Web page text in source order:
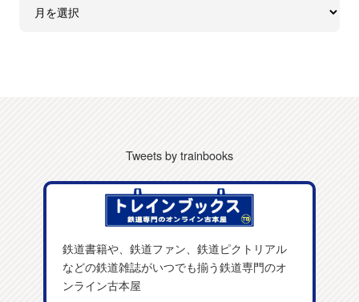
Tweets by trainbooks
鉄道書籍や、鉄道ファン、鉄道ピクトリアル
などの鉄道雑誌がいつでも揃う鉄道専門のオ
ンライン古本屋